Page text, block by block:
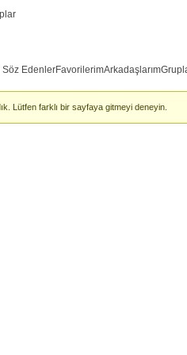
Söz EdenlerFavorilerimArkadaşlarım
Lütfen farklı bir sayfaya gitmeyi deneyin.